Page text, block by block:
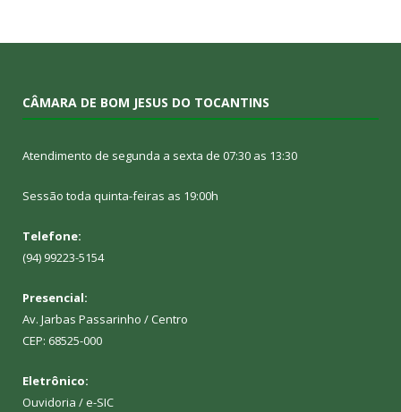
CÂMARA DE BOM JESUS DO TOCANTINS
Atendimento de segunda a sexta de 07:30 as 13:30
Sessão toda quinta-feiras as 19:00h
Telefone:
(94) 99223-5154
Presencial:
Av. Jarbas Passarinho / Centro
CEP: 68525-000
Eletrônico:
Ouvidoria / e-SIC